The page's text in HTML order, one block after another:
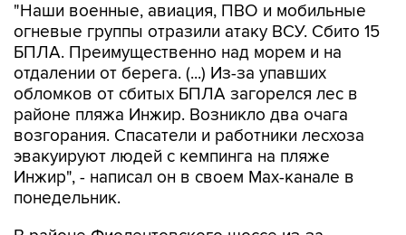
"Наши военные, авиация, ПВО и мобильные
огневые группы отразили атаку ВСУ. Сбито 15
БПЛА. Преимущественно над морем и на
отдалении от берега. (...) Из-за упавших
обломков от сбитых БПЛА загорелся лес в
районе пляжа Инжир. Возникло два очага
возгорания. Спасатели и работники лесхоза
эвакуируют людей с кемпинга на пляже
Инжир", - написал он в своем Мах-канале в
понедельник.